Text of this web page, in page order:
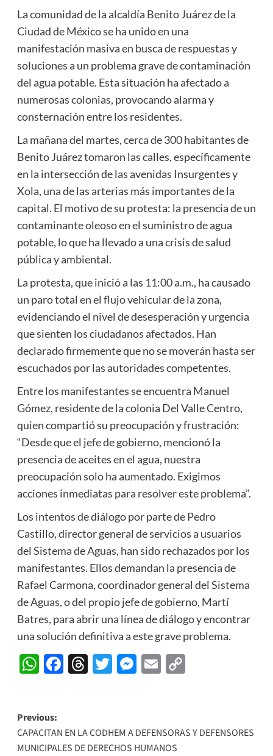
La comunidad de la alcaldía Benito Juárez de la
Ciudad de México se ha unido en una
manifestación masiva en busca de respuestas y
soluciones a un problema grave de contaminación
del agua potable. Esta situación ha afectado a
numerosas colonias, provocando alarma y
consternación entre los residentes.
La mañana del martes, cerca de 300 habitantes de
Benito Juárez tomaron las calles, específicamente
en la intersección de las avenidas Insurgentes y
Xola, una de las arterias más importantes de la
capital. El motivo de su protesta: la presencia de un
contaminante oleoso en el suministro de agua
potable, lo que ha llevado a una crisis de salud
pública y ambiental.
La protesta, que inició a las 11:00 a.m., ha causado
un paro total en el flujo vehicular de la zona,
evidenciando el nivel de desesperación y urgencia
que sienten los ciudadanos afectados. Han
declarado firmemente que no se moverán hasta ser
escuchados por las autoridades competentes.
Entre los manifestantes se encuentra Manuel
Gómez, residente de la colonia Del Valle Centro,
quien compartió su preocupación y frustración:
“Desde que el jefe de gobierno, mencionó la
presencia de aceites en el agua, nuestra
preocupación solo ha aumentado. Exigimos
acciones inmediatas para resolver este problema”.
Los intentos de diálogo por parte de Pedro
Castillo, director general de servicios a usuarios
del Sistema de Aguas, han sido rechazados por los
manifestantes. Ellos demandan la presencia de
Rafael Carmona, coordinador general del Sistema
de Aguas, o del propio jefe de gobierno, Martí
Batres, para abrir una línea de diálogo y encontrar
una solución definitiva a este grave problema.
WhatsApp
Facebook
Threads
Twitter
Messenger
EmailCopy
Post
navigation
Previous:
CAPACITAN EN LA CODHEM A DEFENSORAS Y DEFENSORES
MUNICIPALES DE DERECHOS HUMANOS